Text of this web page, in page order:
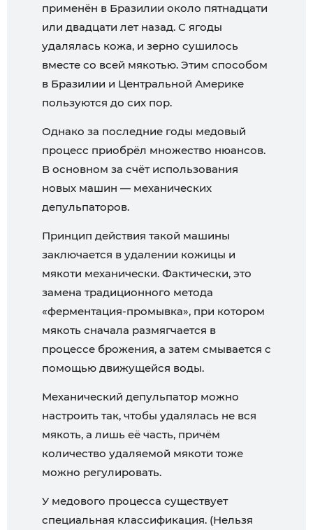
применён в Бразилии около пятнадцати
или двадцати лет назад. С ягоды
удалялась кожа, и зерно сушилось
вместе со всей мякотью. Этим способом
в Бразилии и Центральной Америке
пользуются до сих пор.
Однако за последние годы медовый
процесс приобрёл множество нюансов.
В основном за счёт использования
новых машин — механических
депульпаторов.
Принцип действия такой машины
заключается в удалении кожицы и
мякоти механически. Фактически, это
замена традиционного метода
«ферментация-промывка», при котором
мякоть сначала размягчается в
процессе брожения, а затем смывается c
помощью движущейся воды.
Механический депульпатор можно
настроить так, чтобы удалялась не вся
мякоть, а лишь её часть, причём
количество удаляемой мякоти тоже
можно регулировать.
У медового процесса существует
специальная классификация. (Нельзя